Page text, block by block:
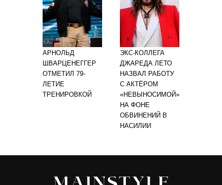
АРНОЛЬД
ШВАРЦЕНЕГГЕР
ОТМЕТИЛ 79-
ЛЕТИЕ
ТРЕНИРОВКОЙ
ЭКС-КОЛЛЕГА
ДЖАРЕДА ЛЕТО
НАЗВАЛ РАБОТУ
С АКТЁРОМ
«НЕВЫНОСИМОЙ»
НА ФОНЕ
ОБВИНЕНИЙ В
НАСИЛИИ